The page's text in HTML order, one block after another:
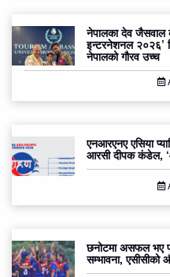
नेपालका देव जैसवाल
इन्टरनेशनल २०२६’
नेपालको गौरव उच्च
एनआरएनए एसिया
आरसी दीपक कंडेल,
छनोटमा असफल भए
सम्भावना, एसीसीको